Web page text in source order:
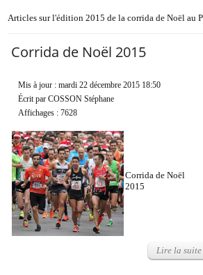
Articles sur l'édition 2015 de la corrida de Noël au
Corrida de Noël 2015
Mis à jour : mardi 22 décembre 2015 18:50
Écrit par COSSON Stéphane
Affichages : 7628
Corrida de Noël
2015
Lire la